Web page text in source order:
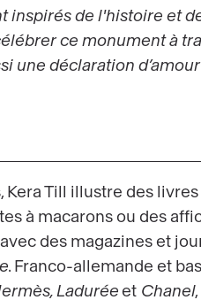
inspirés de l'histoire et
ce monument à
une déclaration
Kera Till illustre des
à macarons ou des
des magazines et
. Franco-allemande et
Ladurée et Chanel